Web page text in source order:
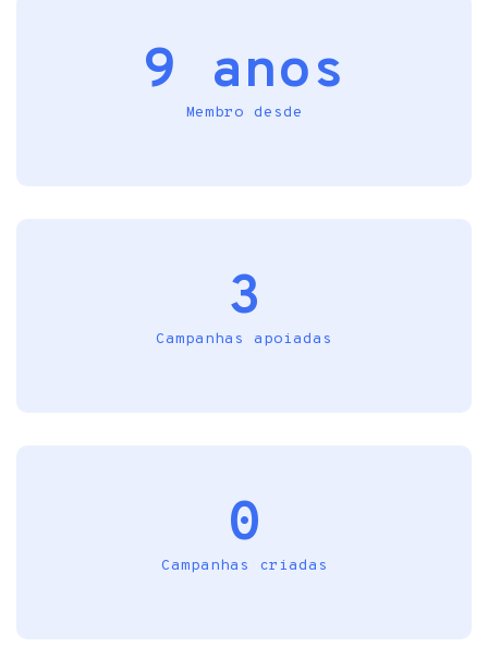
9 anos
Membro desde
3
Campanhas apoiadas
0
Campanhas criadas